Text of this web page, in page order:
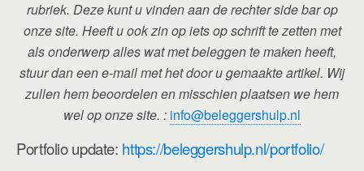
rubriek. Deze kunt u vinden aan de rechter side bar op
onze site. Heeft u ook zin op iets op schrift te zetten met
als onderwerp alles wat met beleggen te maken heeft,
stuur dan een e-mail met het door u gemaakte artikel. Wij
zullen hem beoordelen en misschien plaatsen we hem
wel op onze site. : info@beleggershulp.nl
Portfolio update: https://beleggershulp.nl/portfolio/